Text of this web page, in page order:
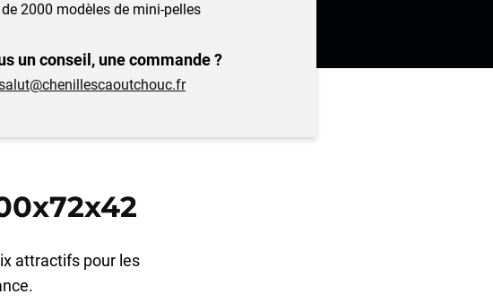
2000 modèles de mini-pelles
un conseil, une commande ?
attractifs pour les